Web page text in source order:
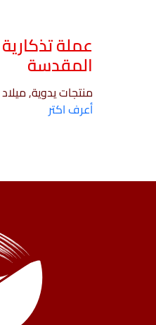
عملة تذكارية
المقدسة
منتجات يدوية, ميلاد
أعرف اكتر